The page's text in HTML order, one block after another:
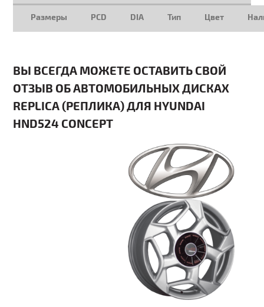
Размеры PCD DIA Тип Цвет
ВЫ ВСЕГДА МОЖЕТЕ ОСТАВИТЬ СВОЙ
ОТЗЫВ ОБ АВТОМОБИЛЬНЫХ ДИСКАХ
REPLICA (РЕПЛИКА) ДЛЯ HYUNDAI
HND524 CONCEPT